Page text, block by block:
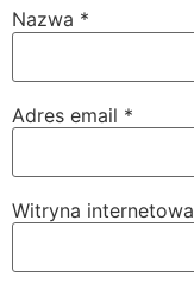
Nazwa *
Adres email *
Witryna internetowa